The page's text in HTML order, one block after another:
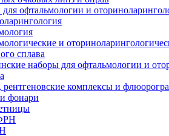
офтальмологии и
и
сплава
наборы для офтальмологии и
комплексы и
фонари